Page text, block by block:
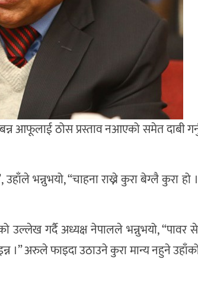
बन्न आफूलाई ठोस प्रस्ताव नआएको समेत दाबी
भन्नुभयो, “चाहना राख्ने कुरा बेग्लै कुरा
उल्लेख गर्दै अध्यक्ष नेपालले भन्नुभयो, “पावर
।” अरुले फाइदा उठाउने कुरा मान्य नहुने